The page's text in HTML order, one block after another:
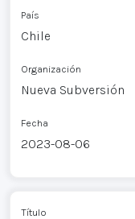
País
Chile
Organización
Nueva Subversión
Fecha
2023-08-06
Título